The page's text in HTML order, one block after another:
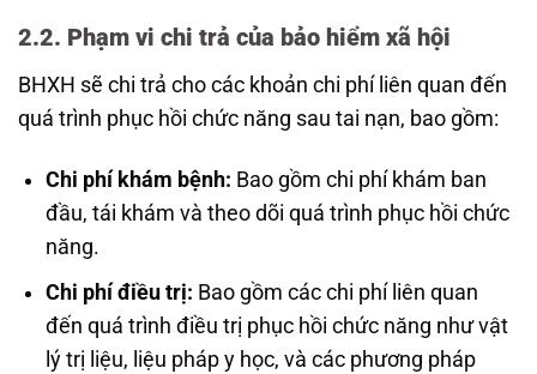
2.2. Phạm vi chi trả của bảo hiểm xã hội
BHXH sẽ chi trả cho các khoản chi phí liên quan đến
quá trình phục hồi chức năng sau tai nạn, bao gồm:
Chi phí khám bệnh: Bao gồm chi phí khám ban
đầu, tái khám và theo dõi quá trình phục hồi chức
năng.
Chi phí điều trị: Bao gồm các chi phí liên quan
đến quá trình điều trị phục hồi chức năng như vật
lý trị liệu, liệu pháp y học, và các phương pháp